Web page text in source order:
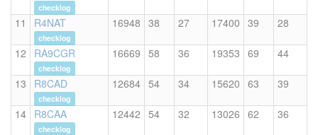
checklog
11 R4NAT
checklog
16948 38 27 17400 39 28
12 RA9CGR
checklog
16669 58 36 19353 69 44
13 R8CAD
checklog
12684 54 34 15620 63 39
14 R8CAA
checklog
12442 54 32 13026 62 36